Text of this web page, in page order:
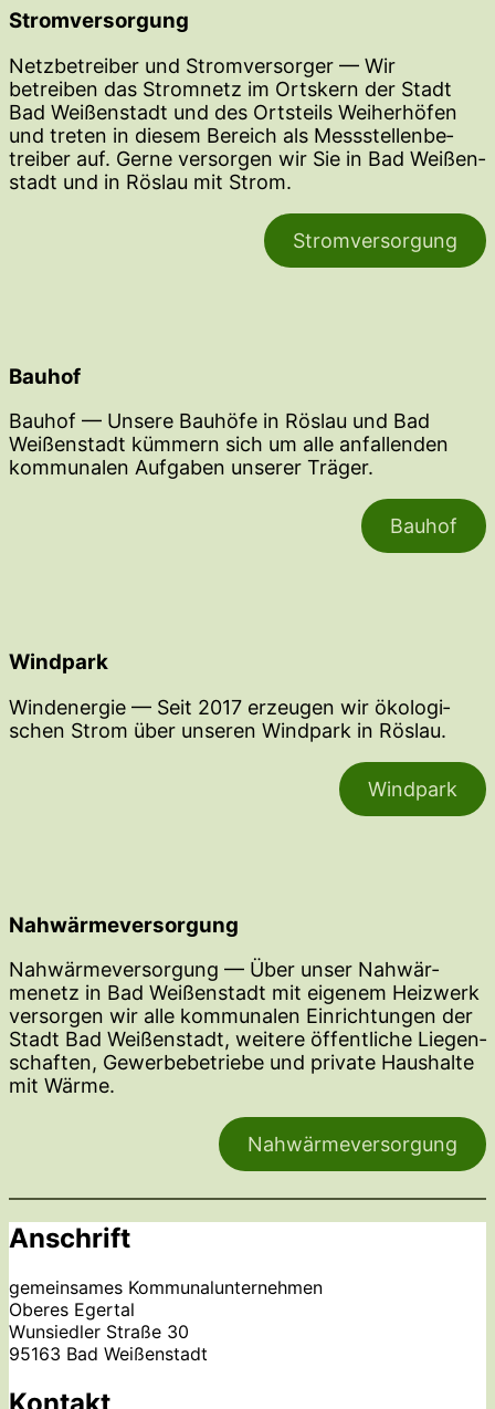
Stromversorgung
Netzbe­treiber und Strom­ver­sorger — Wir
betreiben das Stromnetz im Ortskern der Stadt
Bad Weißen­stadt und des Ortsteils Weiher­höfen
und treten in diesem Bereich als Messstel­len­be­
treiber auf. Gerne versorgen wir Sie in Bad Weißen­
stadt und in Röslau mit Strom.
Strom­ver­sorgung
Bauhof
Bauhof — Unsere Bauhöfe in Röslau und Bad
Weißen­stadt kümmern sich um alle anfal­lenden
kommu­nalen Aufgaben unserer Träger.
Bauhof
Windpark
Windenergie — Seit 2017 erzeugen wir ökolo­gi­
schen Strom über unseren Windpark in Röslau.
Windpark
Nahwärmeversorgung
Nahwär­me­ver­sorgung — Über unser Nahwär­
menetz in Bad Weißen­stadt mit eigenem Heizwerk
versorgen wir alle kommu­nalen Einrich­tungen der
Stadt Bad Weißen­stadt, weitere öffent­liche Liegen­
schaften, Gewer­be­be­triebe und private Haushalte
mit Wärme.
Nahwär­me­ver­sorgung
Anschrift
gemein­sames Kommunalunternehmen
Oberes Egertal
Wunsiedler Straße 30
95163 Bad Weißenstadt